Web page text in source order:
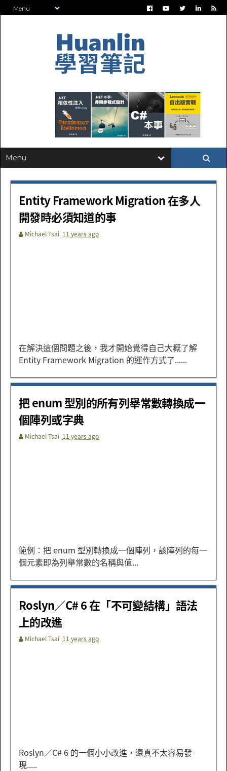
Entity Framework Migration 在多人
開發時必須知道的事
Michael Tsai 11 years ago
在解決這個問題之後，我才開始覺得自己大概了解
Entity Framework Migration 的運作方式了......
把 enum 型別的所有列舉常數轉換成一
個陣列或字典
Michael Tsai 11 years ago
範例：把 enum 型別轉換成一個陣列，該陣列的每一
個元素即為列舉常數的名稱與值...
Roslyn／C# 6 在「不可變結構」語法
上的改進
Michael Tsai 11 years ago
Roslyn／C# 6 的一個小小改進，還真不太容易發
現.....